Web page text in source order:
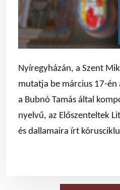
Nyíregyházán, a Szent
mutatja be március 17-én
a Bubnó Tamás által
nyelvű, az Előszenteltek
és dallamaira írt